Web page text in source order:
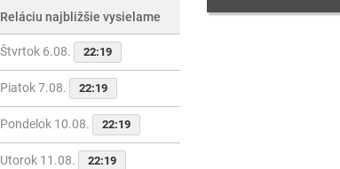
Reláciu najbližšie vysielame
Štvrtok 6.08. 22:19
Piatok 7.08. 22:19
Pondelok 10.08. 22:19
Utorok 11.08. 22:19